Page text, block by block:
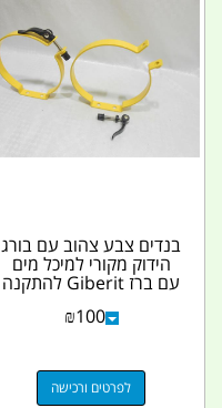
בנדים צבע צהוב עם בורג
הידוק מקורי למיכל מים
עם ברז Giberit להתקנה
₪100
לפרטים ורכישה